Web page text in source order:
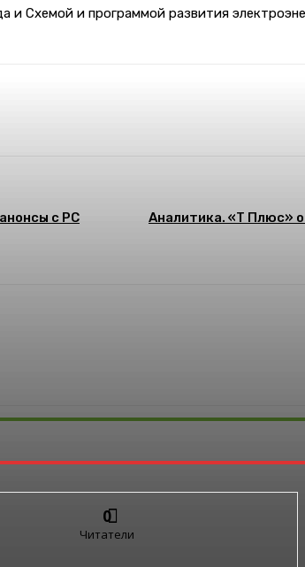
и Схемой и программой развития
с PC
Аналитика. «Т Плюс»
0
Читатели